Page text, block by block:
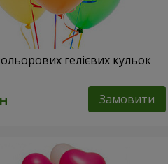
гелієвих кульок
Замовити